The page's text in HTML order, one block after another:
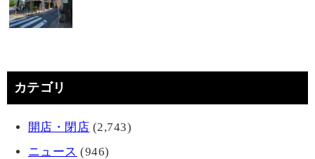
カテゴリ
開店・閉店 (2,743)
ニュース (946)